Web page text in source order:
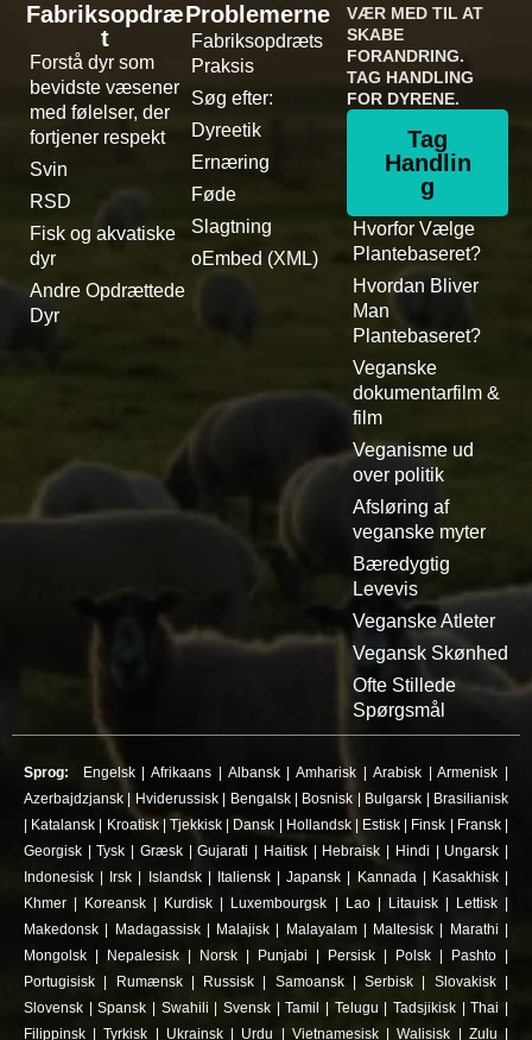
Fabriksopdræ
t
Forstå dyr som
bevidste væsener
med følelser, der
fortjener respekt
Svin
RSD
Fisk og akvatiske
dyr
Andre Opdrættede
Dyr
Problemerne
Fabriksopdræts
Praksis
Søg efter:
Dyreetik
Ernæring
Føde
Slagtning
oEmbed (XML)
VÆR MED TIL AT
SKABE
FORANDRING.
TAG HANDLING
FOR DYRENE.
Tag
Handlin
g
Hvorfor Vælge
Plantebaseret?
Hvordan Bliver
Man
Plantebaseret?
Veganske
dokumentarfilm &
film
Veganisme ud
over politik
Afsløring af
veganske myter
Bæredygtig
Levevis
Veganske Atleter
Vegansk Skønhed
Ofte Stillede
Spørgsmål
Sprog: Engelsk|Afrikaans Albansk|Amharisk Arabisk|Armenisk
Azerbajdzjansk
Hviderussisk| Bengalsk| Bosnisk Bulgarsk
Brasilianisk
Katalansk Kroatisk| Tjekkisk| Dansk Hollandsk| Estisk Finsk Fransk|
Georgisk |Tysk Græsk|Gujarati Haitisk| Hebraisk Hindi Ungarsk
Indonesisk
Irsk Islandsk| Italiensk|Japansk Kannada| Kasakhisk|
Khmer
Koreansk Kurdisk Luxembourgsk Lao| Litauisk| Lettisk|
Makedonsk
Madagassisk| Malajisk Malayalam| Maltesisk Marathi
Mongolsk
Nepalesisk Norsk Punjabi Persisk Polsk Pashto
Portugisisk
Rumænsk| Russisk Samoansk|Serbisk Slovakisk|
Slovensk |Spansk Swahili |Svensk |Tamil Telugu |Tadsjikisk |Thai
Filippinsk |Tyrkisk Ukrainsk| Urdu Vietnamesisk|Walisisk Zulu